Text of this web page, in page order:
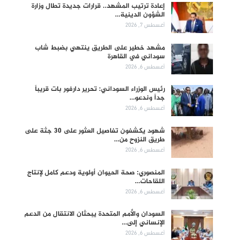
إعادة ترتيب المشهد.. قرارات جديدة تطال وزارة
الشؤون الدينية…
أغسطس 7, 2026
مشهد خطير على الطريق ينتهي بضبط شاب
سوداني في القاهرة
أغسطس 6, 2026
رئيس الوزراء السوداني: تحرير دارفور بات قريباً
جداً وندعو…
أغسطس 6, 2026
شهود يكشفون تفاصيل العثور على 30 جثة على
طريق النزوح من…
أغسطس 6, 2026
المنصوري: صحة الحيوان أولوية ودعم كامل لإنتاج
اللقاحات…
أغسطس 6, 2026
السودان والأمم المتحدة يبحثان الانتقال من الدعم
الإنساني إلى…
أغسطس 6, 2026